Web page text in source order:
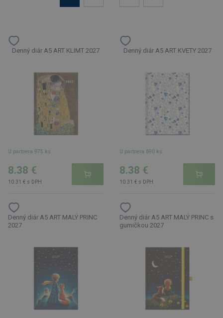
Denný diár A5 ART KLIMT 2027
U partnera 975 ks
8.38 €
10.31 € s DPH
Denný diár A5 ART KVETY 2027
U partnera 690 ks
8.38 €
10.31 € s DPH
Denný diár A5 ART MALÝ PRINC
2027
Denný diár A5 ART MALÝ PRINC s
gumičkou 2027